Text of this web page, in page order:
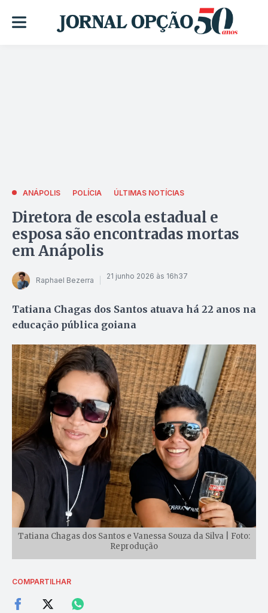
ANÁPOLIS POLÍCIA ÚLTIMAS NOTÍCIAS
Diretora de escola estadual e
esposa são encontradas mortas
em Anápolis
Raphael Bezerra 21 junho 2026 às 16h37
Tatiana Chagas dos Santos atuava há 22 anos na
educação pública goiana
Tatiana Chagas dos Santos e Vanessa Souza da Silva | Foto:
Reprodução
COMPARTILHAR